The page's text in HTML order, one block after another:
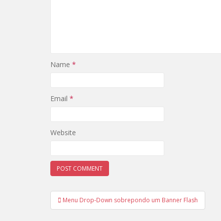
Name *
Email *
Website
Post
navigation
Menu Drop-Down sobrepondo um Banner Flash